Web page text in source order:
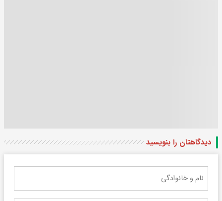
دیدگاهتان را بنویسید